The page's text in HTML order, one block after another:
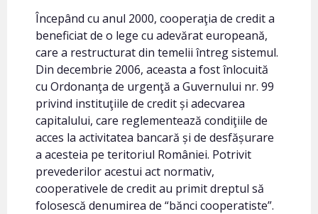
Începând cu anul 2000, cooperaţia de credit a
beneficiat de o lege cu adevărat europeană,
care a restructurat din temelii întreg sistemul.
Din decembrie 2006, aceasta a fost înlocuită
cu Ordonanţa de urgenţă a Guvernului nr. 99
privind instituţiile de credit și adecvarea
capitalului, care reglementează condiţiile de
acces la activitatea bancară și de desfășurare
a acesteia pe teritoriul României. Potrivit
prevederilor acestui act normativ,
cooperativele de credit au primit dreptul să
folosescă denumirea de “bănci cooperatiste”.